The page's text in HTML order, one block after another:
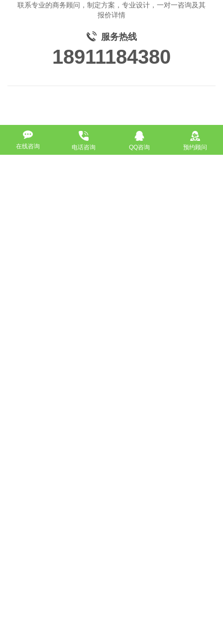
联系专业的商务顾问，制定方案，专业设计，一对一咨询及其
报价详情
服务热线
18911184380
在线咨询 电话咨询 QQ咨询 预约顾问